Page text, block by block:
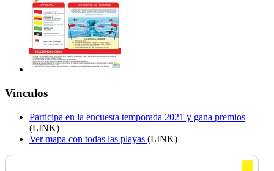
Vinculos
Participa en la encuesta temporada 2021 y gana premios
(LINK)
Ver mapa con todas las playas (LINK)